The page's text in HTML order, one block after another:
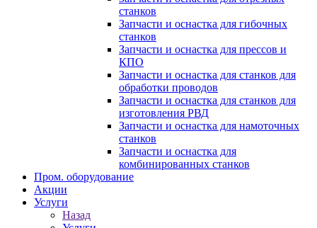
станков
Запчасти и оснастка для гибочных
станков
Запчасти и оснастка для прессов и
КПО
Запчасти и оснастка для станков для
обработки проводов
Запчасти и оснастка для станков для
изготовления РВД
Запчасти и оснастка для намоточных
станков
Запчасти и оснастка для
комбинированных станков
Пром. оборудование
Акции
Услуги
Назад